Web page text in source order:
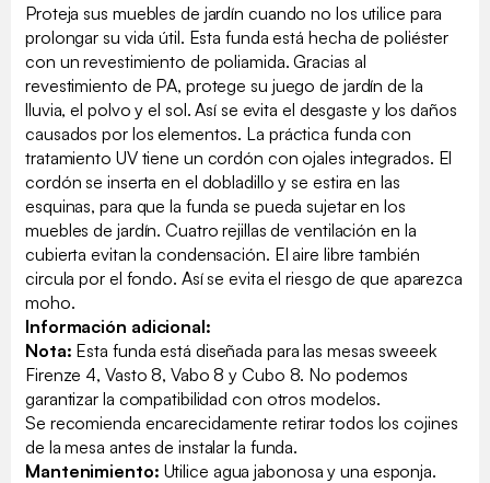
Proteja sus muebles de jardín cuando no los utilice para
prolongar su vida útil. Esta funda está hecha de poliéster
con un revestimiento de poliamida. Gracias al
revestimiento de PA, protege su juego de jardín de la
lluvia, el polvo y el sol. Así se evita el desgaste y los daños
causados por los elementos. La práctica funda con
tratamiento UV tiene un cordón con ojales integrados. El
cordón se inserta en el dobladillo y se estira en las
esquinas, para que la funda se pueda sujetar en los
muebles de jardín. Cuatro rejillas de ventilación en la
cubierta evitan la condensación. El aire libre también
circula por el fondo. Así se evita el riesgo de que aparezca
moho.
Información adicional:
Nota: Esta funda está diseñada para las mesas sweeek
Firenze 4, Vasto 8, Vabo 8 y Cubo 8. No podemos
garantizar la compatibilidad con otros modelos.
Se recomienda encarecidamente retirar todos los cojines
de la mesa antes de instalar la funda.
Mantenimiento: Utilice agua jabonosa y una esponja.